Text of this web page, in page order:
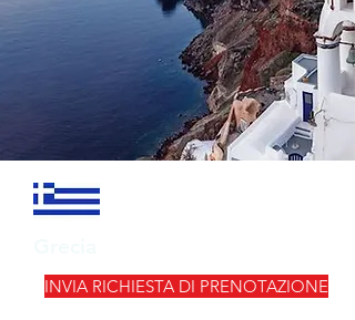
INVIA RICHIESTA DI PRENOTAZIONE